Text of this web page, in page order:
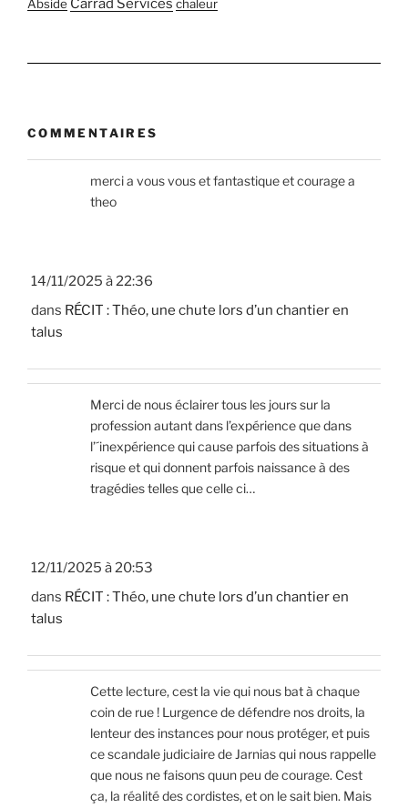
Abside Carrad Services chaleur
COMMENTAIRES
14/11/2025 à 22:36
dans RÉCIT : Théo, une chute lors d’un chantier en
talus
merci a vous vous et fantastique et courage a
theo
12/11/2025 à 20:53
dans RÉCIT : Théo, une chute lors d’un chantier en
talus
Merci de nous éclairer tous les jours sur la
profession autant dans l’expérience que dans
l’´inexpérience qui cause parfois des situations à
risque et qui donnent parfois naissance à des
tragédies telles que celle ci…
Cette lecture, cest la vie qui nous bat à chaque
coin de rue ! Lurgence de défendre nos droits, la
lenteur des instances pour nous protéger, et puis
ce scandale judiciaire de Jarnias qui nous rappelle
que nous ne faisons quun peu de courage. Cest
ça, la réalité des cordistes, et on le sait bien. Mais